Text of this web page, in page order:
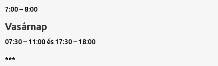
7:00 – 8:00
Vasárnap
07:30 – 11:00 és 17:30 – 18:00
***